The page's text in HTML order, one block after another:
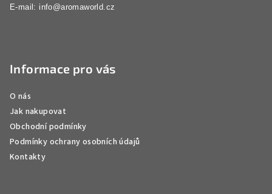
E-mail: info@aromaworld.cz
Informace pro vás
O nás
Jak nakupovat
Obchodní podmínky
Podmínky ochrany osobních údajů
Kontakty